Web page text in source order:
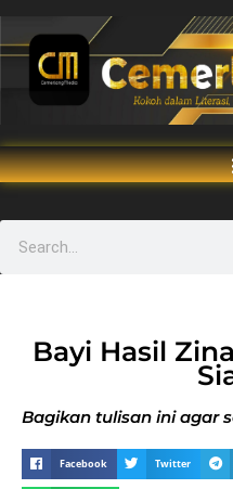
Bayi Hasil
Bagikan tulisan ini agar
Facebook Twitter